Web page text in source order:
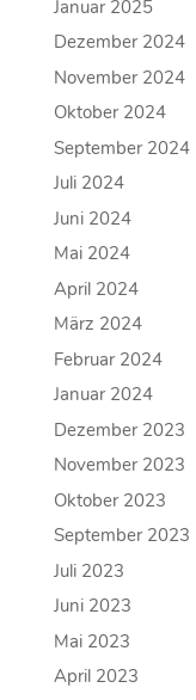
Januar 2025
Dezember 2024
November 2024
Oktober 2024
September 2024
Juli 2024
Juni 2024
Mai 2024
April 2024
März 2024
Februar 2024
Januar 2024
Dezember 2023
November 2023
Oktober 2023
September 2023
Juli 2023
Juni 2023
Mai 2023
April 2023